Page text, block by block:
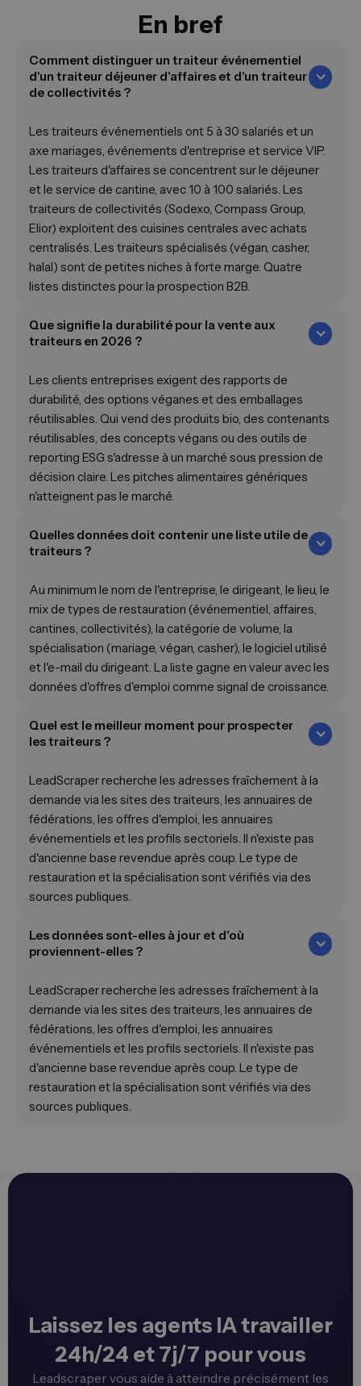
En bref
Comment distinguer un traiteur événementiel
d'un traiteur déjeuner d'affaires et d'un traiteur
de collectivités ?
Les traiteurs événementiels ont 5 à 30 salariés et un
axe mariages, événements d'entreprise et service VIP.
Les traiteurs d'affaires se concentrent sur le déjeuner
et le service de cantine, avec 10 à 100 salariés. Les
traiteurs de collectivités (Sodexo, Compass Group,
Elior) exploitent des cuisines centrales avec achats
centralisés. Les traiteurs spécialisés (végan, casher,
halal) sont de petites niches à forte marge. Quatre
listes distinctes pour la prospection B2B.
Que signifie la durabilité pour la vente aux
traiteurs en 2026 ?
Les clients entreprises exigent des rapports de
durabilité, des options véganes et des emballages
réutilisables. Qui vend des produits bio, des contenants
réutilisables, des concepts végans ou des outils de
reporting ESG s'adresse à un marché sous pression de
décision claire. Les pitches alimentaires génériques
n'atteignent pas le marché.
Quelles données doit contenir une liste utile de
traiteurs ?
Au minimum le nom de l'entreprise, le dirigeant, le lieu, le
mix de types de restauration (événementiel, affaires,
cantines, collectivités), la catégorie de volume, la
spécialisation (mariage, végan, casher), le logiciel utilisé
et l'e-mail du dirigeant. La liste gagne en valeur avec les
données d'offres d'emploi comme signal de croissance.
Quel est le meilleur moment pour prospecter
les traiteurs ?
LeadScraper recherche les adresses fraîchement à la
demande via les sites des traiteurs, les annuaires de
fédérations, les offres d'emploi, les annuaires
événementiels et les profils sectoriels. Il n'existe pas
d'ancienne base revendue après coup. Le type de
restauration et la spécialisation sont vérifiés via des
sources publiques.
Les données sont-elles à jour et d'où
proviennent-elles ?
LeadScraper recherche les adresses fraîchement à la
demande via les sites des traiteurs, les annuaires de
fédérations, les offres d'emploi, les annuaires
événementiels et les profils sectoriels. Il n'existe pas
d'ancienne base revendue après coup. Le type de
restauration et la spécialisation sont vérifiés via des
sources publiques.
Laissez les agents IA travailler
24h/24 et 7j/7 pour vous
Leadscraper vous aide à atteindre précisément les